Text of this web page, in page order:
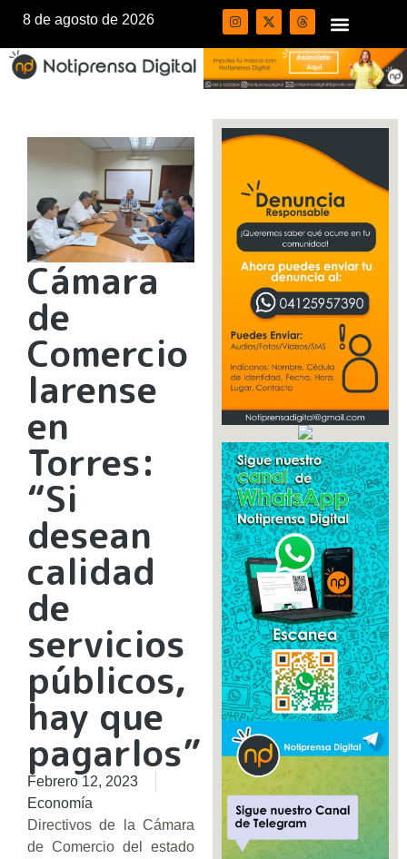
8 de agosto de 2026
Cámara
de
Comercio
larense
en
Torres:
“Si
desean
calidad
de
servicios
públicos,
hay que
pagarlos”
Febrero 12, 2023
Economía
Directivos de la Cámara
de Comercio del estado